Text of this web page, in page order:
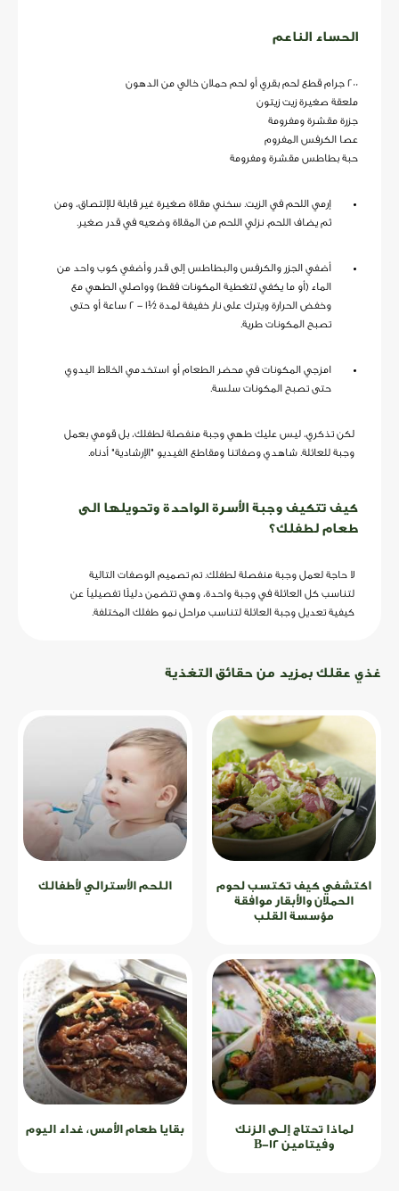
الحساء الناعم
200 جرام قطع لحم بقري أو لحم حملان خالي من الدهون
ملعقة صغيرة زيت زيتون
جزرة مقشرة ومفرومة
عصا الكرفس المفروم
حبة بطاطس مقشرة ومفرومة
إرمي اللحم في الزيت. سخني مقلاة صغيرة غير قابلة للإلتصاق، ومن
ثم يضاف اللحم. نزلي اللحم من المقلاة وضعيه في قدر صغير.
أضفي الجزر والكرفس والبطاطس إلى قدر وأضفي كوب واحد من
الماء (أو ما يكفي لتغطية المكونات فقط) وواصلي الطهي مع
وخفض الحرارة ويترك على نار خفيفة لمدة ½1 - 2 ساعة أو حتى
تصبح المكونات طرية.
امزجي المكونات في محضر الطعام أو استخدمي الخلاط اليدوي
حتى تصبح المكونات سلسة.
لكن تذكري، ليس عليك طهي وجبة منفصلة لطفلك، بل قومي بعمل
وجبة للعائلة. شاهدي وصفاتنا ومقاطع الفيديو "الإرشادية" أدناه.
كيف تتكيف وجبة الأسرة الواحدة وتحويلها الى
طعام لطفلك؟
لا حاجة لعمل وجبة منفصلة لطفلك. تم تصميم الوصفات التالية
لتناسب كل العائلة في وجبة واحدة، وهي تتضمن دليلًا تفصيلياً عن
كيفية تعديل وجبة العائلة لتناسب مراحل نمو طفلك المختلفة.
غذي عقلك بمزيد من حقائق التغذية
اكتشفي كيف تكتسب لحوم
الحملان والأبقار موافقة
مؤسسة القلب
اللحم الأسترالي لأطفالك
لماذا تحتاج إلـى الزنك
وفيتامين B-12
بقايا طعام الأمس، غداء اليوم